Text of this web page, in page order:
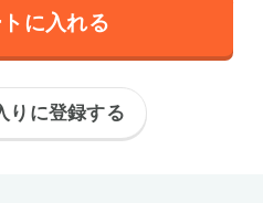
に入れる
りに登録する